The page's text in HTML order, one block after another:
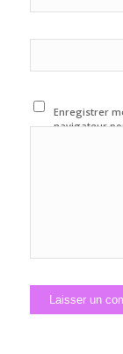
Enregistrer
navigateur